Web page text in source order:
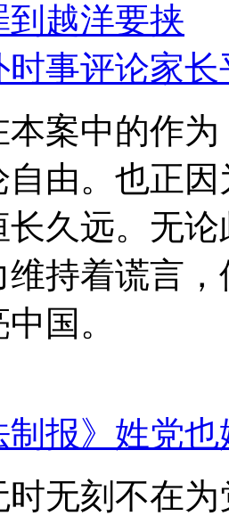
到越洋要挟
事评论家长
本案中的作
由。也正
长久远。无
维持着谎言
国。
制报》姓党
时无刻不在